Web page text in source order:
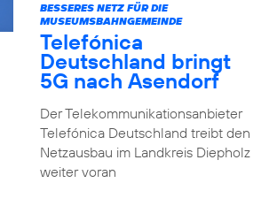
BESSERES NETZ FÜR DIE
MUSEUMSBAHNGEMEINDE
Telefónica
Deutschland bringt
5G nach Asendorf
Der Telekommunikationsanbieter
Telefónica Deutschland treibt den
Netzausbau im Landkreis Diepholz
weiter voran